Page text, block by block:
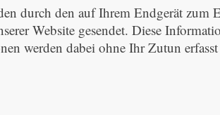
durch den auf Ihrem Endgerät zum
Website gesendet. Diese
werden dabei ohne Ihr Zutun